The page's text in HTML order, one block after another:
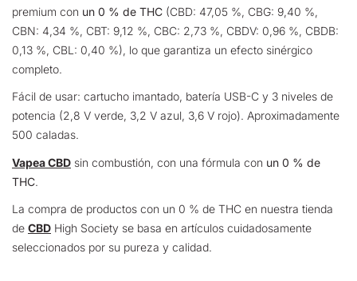
premium con un 0 % de THC (CBD: 47,05 %, CBG: 9,40 %,
CBN: 4,34 %, CBT: 9,12 %, CBC: 2,73 %, CBDV: 0,96 %, CBDB:
0,13 %, CBL: 0,40 %), lo que garantiza un efecto sinérgico
completo.
Fácil de usar: cartucho imantado, batería USB-C y 3 niveles de
potencia (2,8 V verde, 3,2 V azul, 3,6 V rojo). Aproximadamente
500 caladas.
Vapea CBD sin combustión, con una fórmula con un 0 % de
THC.
La compra de productos con un 0 % de THC en nuestra tienda
de CBD High Society se basa en artículos cuidadosamente
seleccionados por su pureza y calidad.